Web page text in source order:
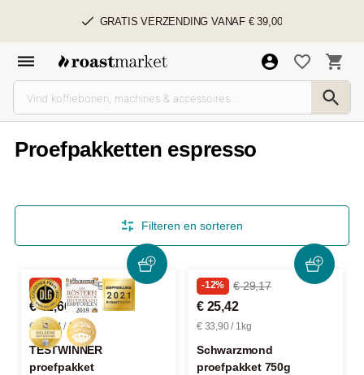
GRATIS VERZENDING VANAF € 39,00
Proefpakketten espresso
Filteren en sorteren
-25% € 57,05
€ 42,66
€ 28,44 / 1kg
TESTWINNER
proefpakket
-12% € 29,17
€ 25,42
€ 33,90 / 1kg
Schwarzmond
proefpakket 750g